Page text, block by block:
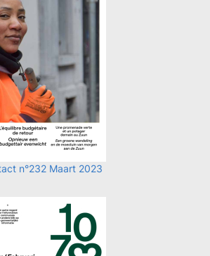
n°232 Maart 2023